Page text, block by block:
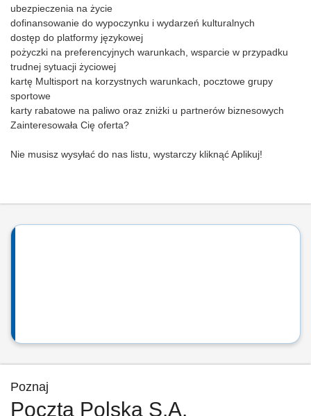
ubezpieczenia na życie
dofinansowanie do wypoczynku i wydarzeń kulturalnych
dostęp do platformy językowej
pożyczki na preferencyjnych warunkach, wsparcie w przypadku
trudnej sytuacji życiowej
kartę Multisport na korzystnych warunkach, pocztowe grupy
sportowe
karty rabatowe na paliwo oraz zniżki u partnerów biznesowych
Zainteresowała Cię oferta?
Nie musisz wysyłać do nas listu, wystarczy kliknąć Aplikuj!
Poznaj
Poczta Polska S.A.